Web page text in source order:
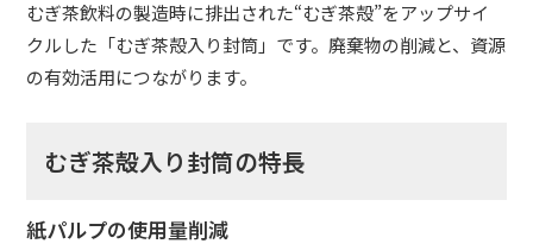
むぎ茶飲料の製造時に排出された“むぎ茶殻”をアップサイ
クルした「むぎ茶殻入り封筒」です。廃棄物の削減と、資源
の有効活用につながります。
むぎ茶殻入り封筒の特長
紙パルプの使用量削減